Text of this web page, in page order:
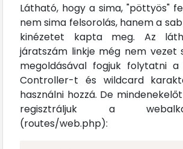
Látható, hogy a sima, "pöttyös"
nem sima felsorolás, hanem a
kinézetet kapta meg. Az
járatszám linkje még nem vezet
megoldásával fogjuk folytatni
Controller-t és wildcard
használni hozzá. De
regisztráljuk a
(routes/web.php):